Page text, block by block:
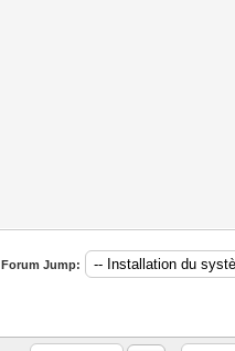
Forum Jump: